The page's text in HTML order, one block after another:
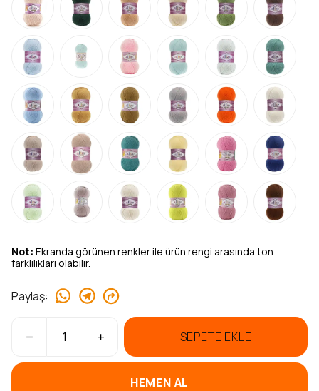
Not: Ekranda görünen renkler ile ürün rengi arasında ton
farklılıkları olabilir.
Paylaş:
SEPETE EKLE
HEMEN AL